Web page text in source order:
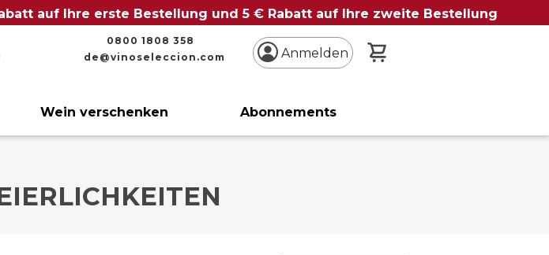
auf Ihre erste Bestellung und 5 € Rabatt auf Ihre zweite Bestellung
0800 1808 358
de@vinoseleccion.com
Anmelden
Wein verschenken Abonnements